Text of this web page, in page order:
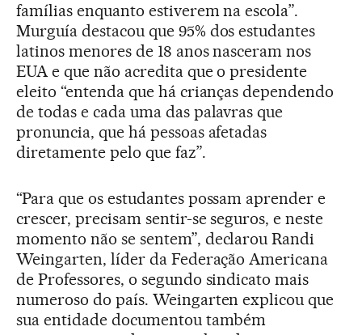
famílias enquanto estiverem na escola”.
Murguía destacou que 95% dos estudantes
latinos menores de 18 anos nasceram nos
EUA e que não acredita que o presidente
eleito “entenda que há crianças dependendo
de todas e cada uma das palavras que
pronuncia, que há pessoas afetadas
diretamente pelo que faz”.
“Para que os estudantes possam aprender e
crescer, precisam sentir-se seguros, e neste
momento não se sentem”, declarou Randi
Weingarten, líder da Federação Americana
de Professores, o segundo sindicato mais
numeroso do país. Weingarten explicou que
sua entidade documentou também